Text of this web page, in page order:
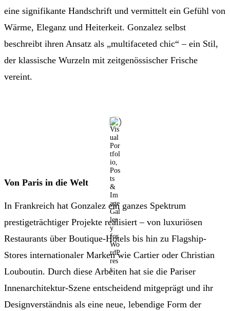
eine signifikante Handschrift und vermittelt ein Gefühl von
Wärme, Eleganz und Heiterkeit. Gonzalez selbst
beschreibt ihren Ansatz als „multifaceted chic“ – ein Stil,
der klassische Wurzeln mit zeitgenössischer Frische
vereint.
Von Paris in die Welt
In Frankreich hat Gonzalez ein ganzes Spektrum
prestigeträchtiger Projekte realisiert – von luxuriösen
Restaurants über Boutique-Hotels bis hin zu Flagship-
Stores internationaler Marken wie Cartier oder Christian
Louboutin. Durch diese Arbeiten hat sie die Pariser
Innenarchitektur-Szene entscheidend mitgeprägt und ihr
Designverständnis als eine neue, lebendige Form der